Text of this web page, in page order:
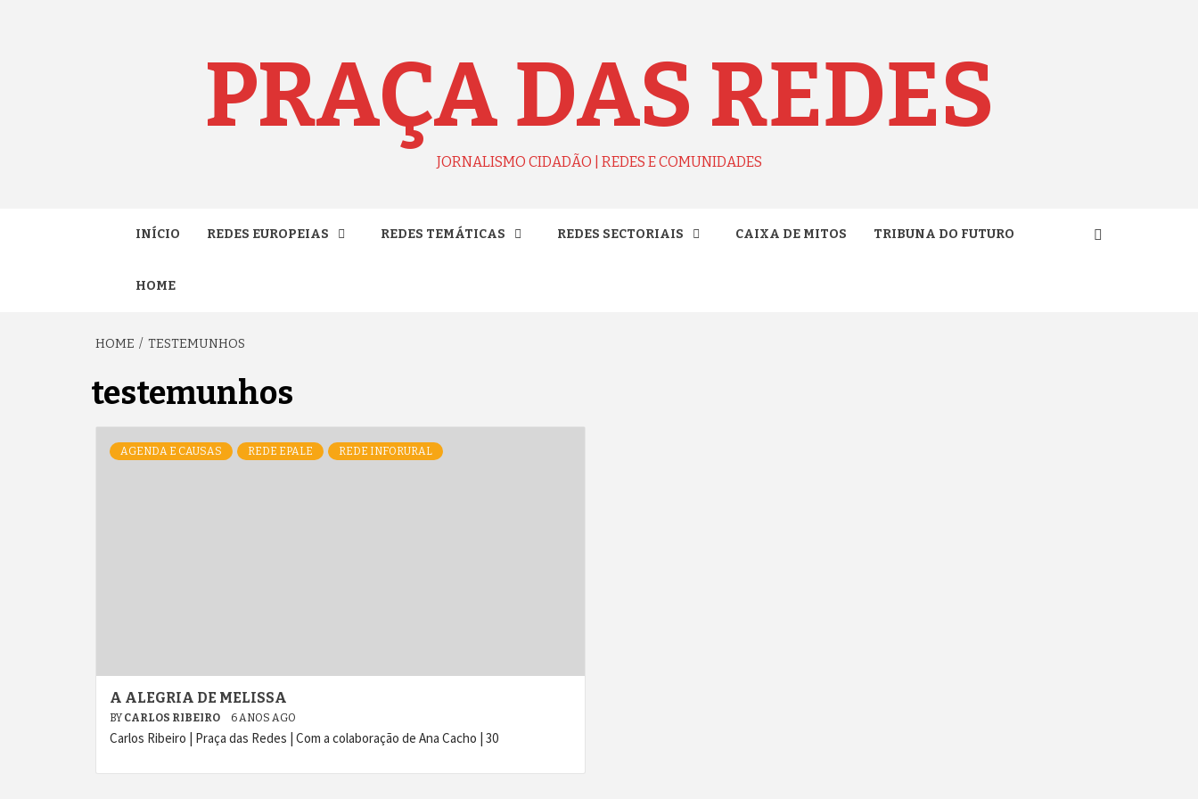
PRAÇA DAS REDES
JORNALISMO CIDADÃO | REDES E COMUNIDADES
INÍCIO REDES EUROPEIAS REDES TEMÁTICAS REDES SECTORIAIS CAIXA DE MITOS TRIBUNA DO FUTURO
HOME
HOME TESTEMUNHOS
testemunhos
AGENDA E CAUSAS REDE EPALE REDE INFORURAL
A ALEGRIA DE MELISSA
BY CARLOS RIBEIRO 6 ANOS AGO
Carlos Ribeiro | Praça das Redes | Com a colaboração de Ana Cacho | 30